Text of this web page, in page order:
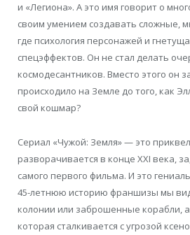
и «Легиона». А это имя говорит о
своим умением создавать сложные,
где психология персонажей и
спецэффектов. Он не стал делать
космодесантников. Вместо этого он
происходило на Земле до того, как
свой кошмар?
Сериал «Чужой: Земля» — это
разворачивается в конце XXI века,
самого первого фильма. И это
45-летнюю историю франшизы мы
колонии или заброшенные корабли,
которая сталкивается с угрозой